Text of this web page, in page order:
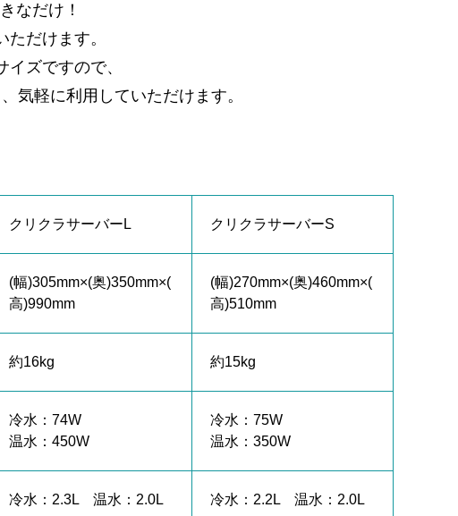
なだけ！
だけます。
ズですので、
気軽に利用していただけます。
クリクラサーバーL クリクラサーバーS
(幅)305mm×(奥)350mm×(
高)990mm
(幅)270mm×(奥)460mm×(
高)510mm
約16kg 約15kg
冷水：74W
温水：450W
冷水：75W
温水：350W
冷水：2.3L 温水：2.0L 冷水：2.2L 温水：2.0L